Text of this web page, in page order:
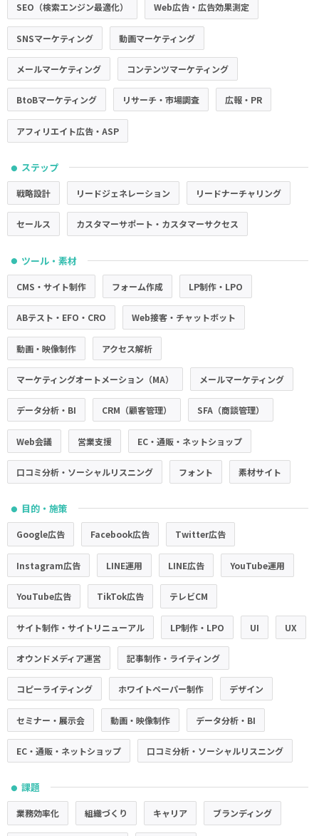
SEO（検索エンジン最適化） Web広告・広告効果測定
SNSマーケティング 動画マーケティング
メールマーケティング コンテンツマーケティング
BtoBマーケティング リサーチ・市場調査 広報・PR
アフィリエイト広告・ASP
● ステップ
戦略設計 リードジェネレーション リードナーチャリング
セールス カスタマーサポート・カスタマーサクセス
● ツール・素材
CMS・サイト制作 フォーム作成 LP制作・LPO
ABテスト・EFO・CRO Web接客・チャットボット
動画・映像制作 アクセス解析
マーケティングオートメーション（MA） メールマーケティング
データ分析・BI CRM（顧客管理） SFA（商談管理）
Web会議 営業支援 EC・通販・ネットショップ
口コミ分析・ソーシャルリスニング フォント 素材サイト
● 目的・施策
Google広告 Facebook広告 Twitter広告
Instagram広告 LINE運用 LINE広告 YouTube運用
YouTube広告 TikTok広告 テレビCM
サイト制作・サイトリニューアル LP制作・LPO UI UX
オウンドメディア運営 記事制作・ライティング
コピーライティング ホワイトペーパー制作 デザイン
セミナー・展示会 動画・映像制作 データ分析・BI
EC・通販・ネットショップ 口コミ分析・ソーシャルリスニング
● 課題
業務効率化 組織づくり キャリア ブランディング